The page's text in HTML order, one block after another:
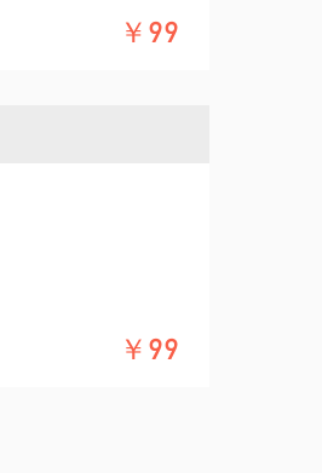
很孤独，不知道怎
关系梳理；
会组织从业的差
￥99
￥99